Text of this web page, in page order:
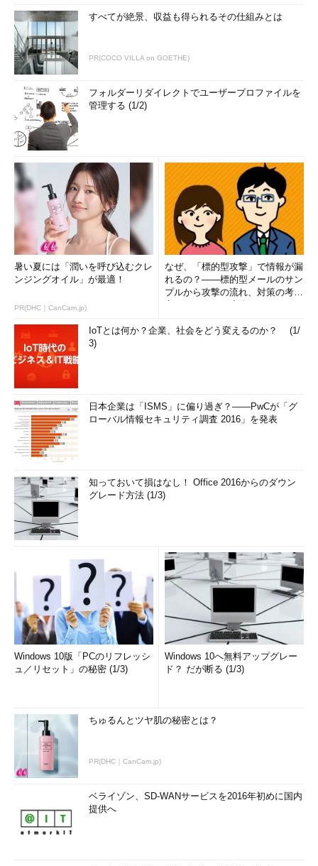
すべてが絶景、収益も得られるその仕組みとは
PR(COCO VILLA on GOETHE)
フォルダーリダイレクトでユーザープロファイルを
管理する (1/2)
暑い夏には「潤いを呼び込むクレ
ンジングオイル」が最適！
PR(DHC｜CanCam.jp)
なぜ、「標的型攻撃」で情報が漏
れるの？――標的型メールのサン
プルから攻撃の流れ、対策の考え
IoTとは何か？企業、社会をどう変えるのか？ (1/
3)
日本企業は「ISMS」に偏り過ぎ？――PwCが「グ
ローバル情報セキュリティ調査 2016」を発表
知っておいて損はなし！ Office 2016からのダウン
グレード方法 (1/3)
Windows 10版「PCのリフレッシ
ュ／リセット」の秘密 (1/3)
Windows 10へ無料アップグレー
ド？ だが断る (1/3)
ちゅるんとツヤ肌の秘密とは？
PR(DHC｜CanCam.jp)
ベライゾン、SD-WANサービスを2016年初めに国内
提供へ